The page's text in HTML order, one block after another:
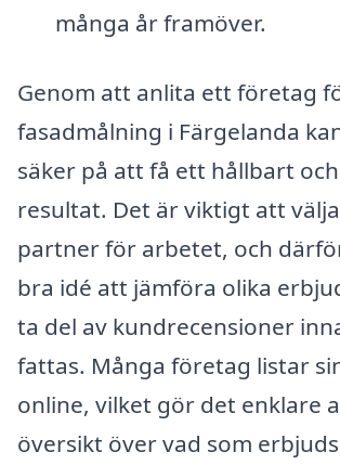
många år framöver.
Genom att anlita ett företag
fasadmålning i Färgelanda
säker på att få ett hållbart
resultat. Det är viktigt att
partner för arbetet, och
bra idé att jämföra olika
ta del av kundrecensioner
fattas. Många företag listar
online, vilket gör det enklare
översikt över vad som